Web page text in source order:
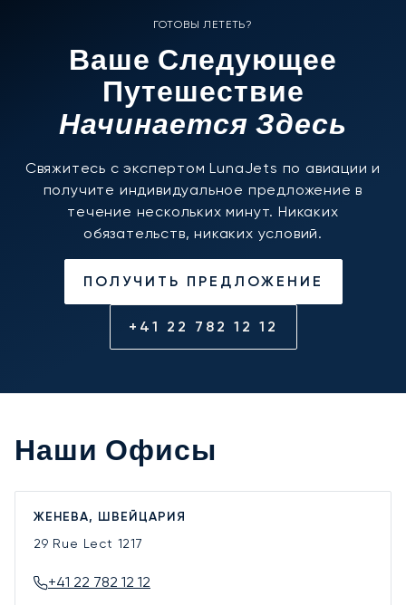
ГОТОВЫ ЛЕТЕТЬ?
Ваше Следующее
Путешествие
Начинается Здесь
Свяжитесь с экспертом LunaJets по авиации и
получите индивидуальное предложение в
течение нескольких минут. Никаких
обязательств, никаких условий.
ПОЛУЧИТЬ ПРЕДЛОЖЕНИЕ
+41 22 782 12 12
Наши Офисы
ЖЕНЕВА, ШВЕЙЦАРИЯ
29 Rue Lect 1217
+41 22 782 12 12